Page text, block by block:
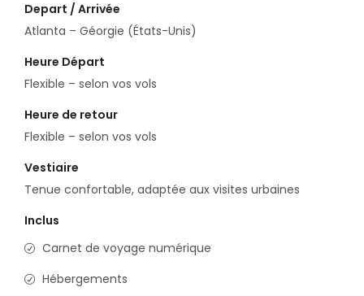
Depart / Arrivée
Atlanta – Géorgie (États-Unis)
Heure Départ
Flexible – selon vos vols
Heure de retour
Flexible – selon vos vols
Vestiaire
Tenue confortable, adaptée aux visites urbaines
Inclus
Carnet de voyage numérique
Hébergements